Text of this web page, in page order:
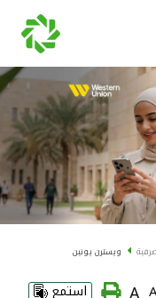
الخدمات المالية الخاصة
ويسترن يونين
استمع